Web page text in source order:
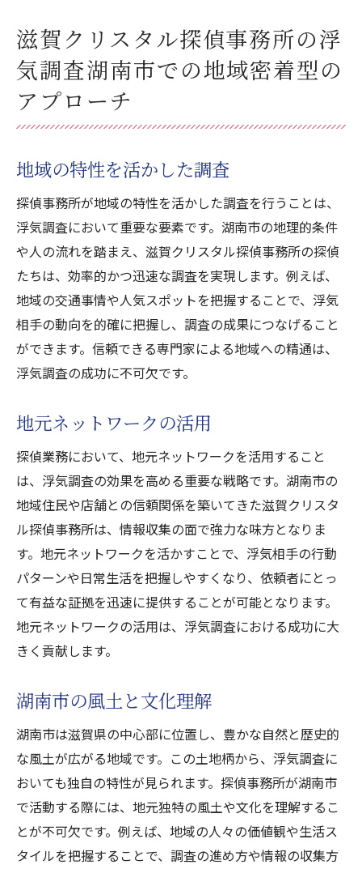
滋賀クリスタル探偵事務所の浮
気調査湖南市での地域密着型の
アプローチ
地域の特性を活かした調査
探偵事務所が地域の特性を活かした調査を行うことは、
浮気調査において重要な要素です。湖南市の地理的条件
や人の流れを踏まえ、滋賀クリスタル探偵事務所の探偵
たちは、効率的かつ迅速な調査を実現します。例えば、
地域の交通事情や人気スポットを把握することで、浮気
相手の動向を的確に把握し、調査の成果につなげること
ができます。信頼できる専門家による地域への精通は、
浮気調査の成功に不可欠です。
地元ネットワークの活用
探偵業務において、地元ネットワークを活用すること
は、浮気調査の効果を高める重要な戦略です。湖南市の
地域住民や店舗との信頼関係を築いてきた滋賀クリスタ
ル探偵事務所は、情報収集の面で強力な味方となりま
す。地元ネットワークを活かすことで、浮気相手の行動
パターンや日常生活を把握しやすくなり、依頼者にとっ
て有益な証拠を迅速に提供することが可能となります。
地元ネットワークの活用は、浮気調査における成功に大
きく貢献します。
湖南市の風土と文化理解
湖南市は滋賀県の中心部に位置し、豊かな自然と歴史的
な風土が広がる地域です。この土地柄から、浮気調査に
おいても独自の特性が見られます。探偵事務所が湖南市
で活動する際には、地元独特の風土や文化を理解するこ
とが不可欠です。例えば、地域の人々の価値観や生活ス
タイルを把握することで、調査の進め方や情報の収集方